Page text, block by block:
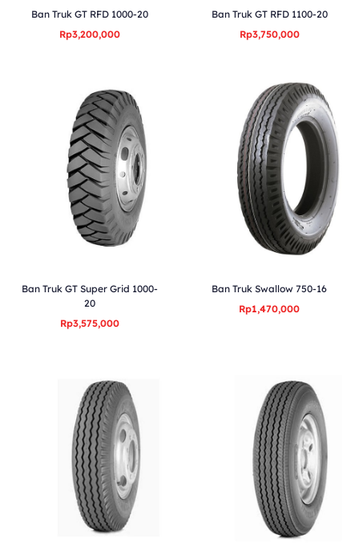
Ban Truk GT RFD 1000-20
Rp3,200,000
Ban Truk GT RFD 1100-20
Rp3,750,000
Ban Truk GT Super Grid 1000-
20
Rp3,575,000
Ban Truk Swallow 750-16
Rp1,470,000